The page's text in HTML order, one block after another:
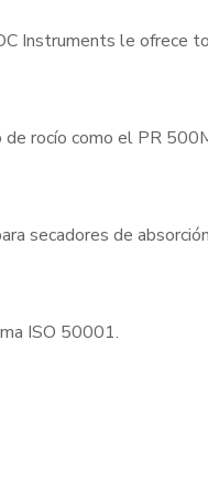
Instruments le ofrece
rocío como el PR
secadores de
ISO 50001.